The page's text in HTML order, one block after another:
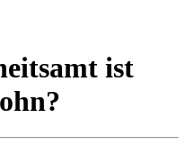
ist